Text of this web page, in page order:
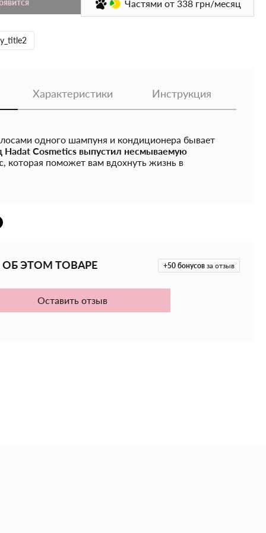
Частями от 338 грн/месяц
Характеристики Инструкция
одного шампуня и кондиционера бывает
Hadat Cosmetics выпустил несмываемую
, которая поможет вам вдохнуть жизнь в
свойствами, а также содержит
до кончиков.
питает и увлажняет волосы, улучшает
волосы, обогащая их витаминами А, С и Е,
кислотами;
Salina содержат высокую концентрацию бета-
+50 бонусов за отзыв
ОБ ЭТОМ ТОВАРЕ
Оставить отзыв